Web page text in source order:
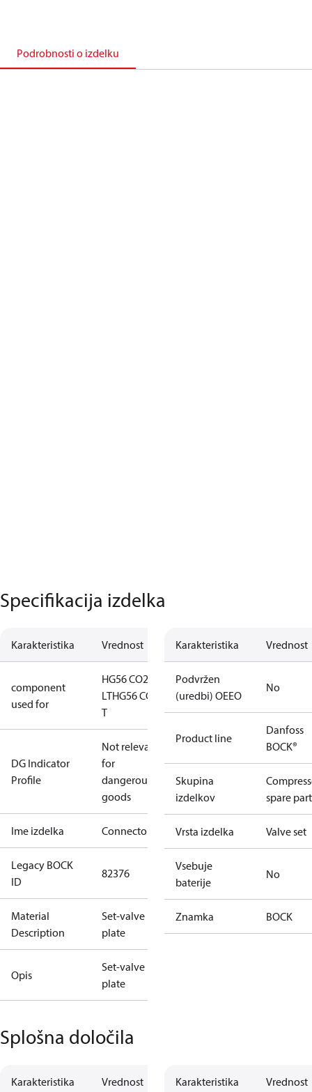
Podrobnosti o izdelku
Specifikacija izdelka
Karakteristika Vrednost
component
used for
HG56 CO2
LTHG56 CO2
T
DG Indicator
Profile
Not relevant
for
dangerous
goods
Ime izdelka Connector
Legacy BOCK
ID
82376
Material
Description
Set-valve
plate
Opis
Set-valve
plate
Karakteristika Vrednost
Podvržen
(uredbi) OEEO
No
Product line
Danfoss
BOCK®
Skupina
izdelkov
spare
Vrsta izdelka Valve set
Vsebuje
baterije
No
Znamka BOCK
Splošna določila
Karakteristika Vrednost Karakteristika Vrednost